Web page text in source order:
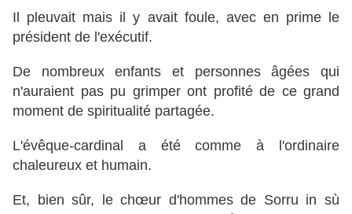
Il pleuvait mais il y avait foule, avec en prime le
président de l'exécutif.
De nombreux enfants et personnes âgées qui
n'auraient pas pu grimper ont profité de ce grand
moment de spiritualité partagée.
L'évêque-cardinal a été comme à l'ordinaire
chaleureux et humain.
Et, bien sûr, le chœur d'hommes de Sorru in sù